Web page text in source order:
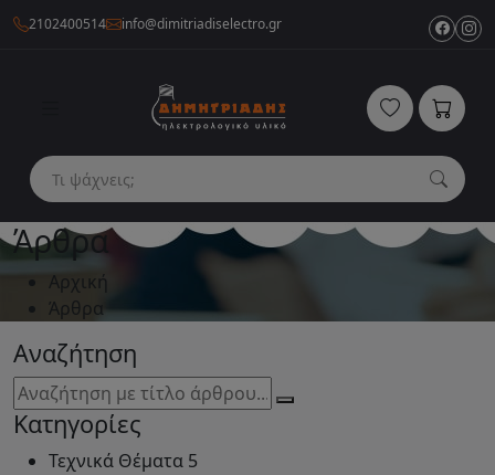
2102400514 info@dimitriadiselectro.gr
Άρθρα
Αρχική
Άρθρα
Αναζήτηση
Κατηγορίες
Τεχνικά Θέματα 5